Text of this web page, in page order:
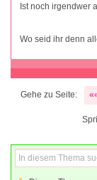
Ist noch irgendwer
Wo seid ihr denn
Gehe zu Seite: